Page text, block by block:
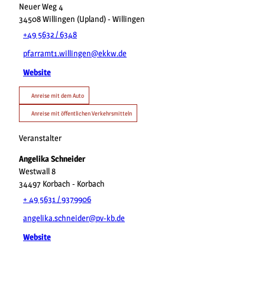
Neuer Weg 4
34508Willingen (Upland)- Willingen
+49 5632 / 6348
pfarramt1.willingen@ekkw.de
Website
Anreise mit dem Auto
Anreise mit öffentlichen Verkehrsmitteln
Veranstalter
Angelika Schneider
Westwall 8
34497 Korbach - Korbach
+ 49 5631 / 9379906
angelika.schneider@pv-kb.de
Website